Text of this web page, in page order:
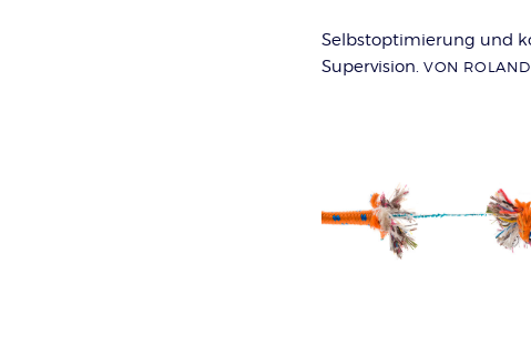
Selbstoptimierung und
Supervision. VON